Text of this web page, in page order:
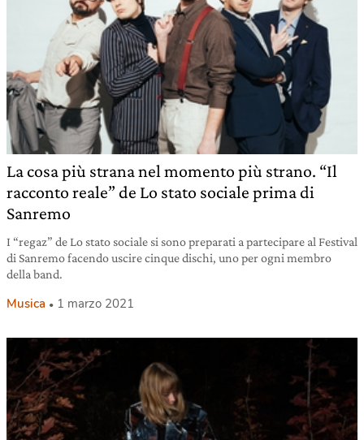
La cosa più strana nel momento più strano. “Il
racconto reale” de Lo stato sociale prima di
Sanremo
I “regaz” de Lo stato sociale si sono preparati a partecipare al Festival
di Sanremo facendo uscire cinque dischi, uno per ogni membro
della band.
Musica 1 marzo 2021